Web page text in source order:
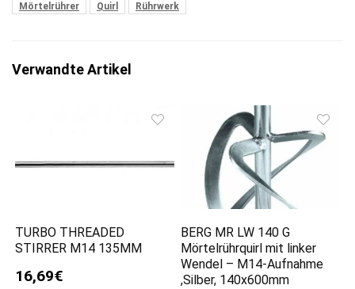
Mörtelrührer
Quirl Rührwerk
Verwandte Artikel
TURBO THREADED
STIRRER M14 135MM
16,69€
BERG MR LW 140 G
Mörtelrührquirl mit linker
Wendel – M14-Aufnahme
,Silber, 140x600mm